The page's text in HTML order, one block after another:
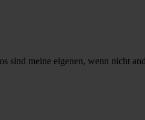
meine eigenen, wenn nicht